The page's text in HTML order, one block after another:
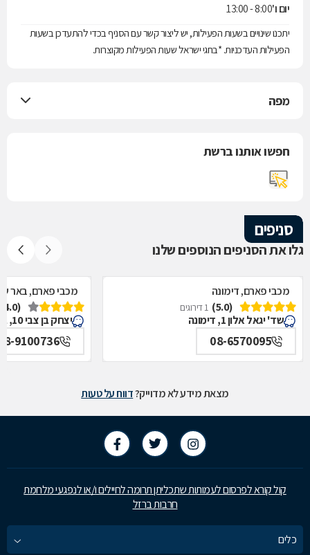
יום ו'8:00 - 13:00
יתכנו שינויים בשעות הפעילות, יש ליצור קשר עם הסניף בכדי להתעדכן בשעות
הפעילות העדכניות. *בחגי ישראל שעות הפעילות מקוצרות.
מפה
חפשו אותנו ברשת
סניפים
גלו את הסניפים הנוספים שלנו
מכבי פארם, דימונה
(5.0)
1 דירוגים
שד' יגאל אלון 1, דימונה
08-6570095
מכבי פארם, באר
(4.0)
יצחק בן צבי 10, באר שבע
9100736
מצאת מידע לא מדוייק?דווח על טעות
קול קורא לפרסום לעמותות שתכליתן תרומה לחיילים ו/או לנפגעי מלחמת
חרבות ברזל
כלים